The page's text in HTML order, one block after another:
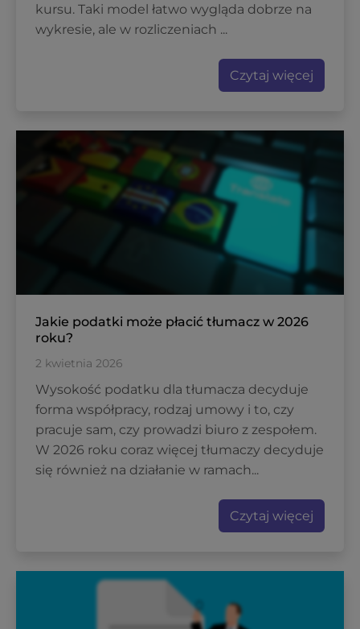
kursu. Taki model łatwo wygląda dobrze na
wykresie, ale w rozliczeniach ...
Czytaj więcej
Jakie podatki może płacić tłumacz w 2026
roku?
2 kwietnia 2026
Wysokość podatku dla tłumacza decyduje
forma współpracy, rodzaj umowy i to, czy
pracuje sam, czy prowadzi biuro z zespołem.
W 2026 roku coraz więcej tłumaczy decyduje
się również na działanie w ramach...
Czytaj więcej